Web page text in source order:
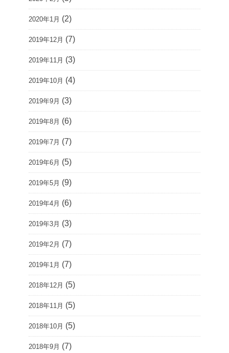
2020年1月 (2)
2019年12月 (7)
2019年11月 (3)
2019年10月 (4)
2019年9月 (3)
2019年8月 (6)
2019年7月 (7)
2019年6月 (5)
2019年5月 (9)
2019年4月 (6)
2019年3月 (3)
2019年2月 (7)
2019年1月 (7)
2018年12月 (5)
2018年11月 (5)
2018年10月 (5)
2018年9月 (7)